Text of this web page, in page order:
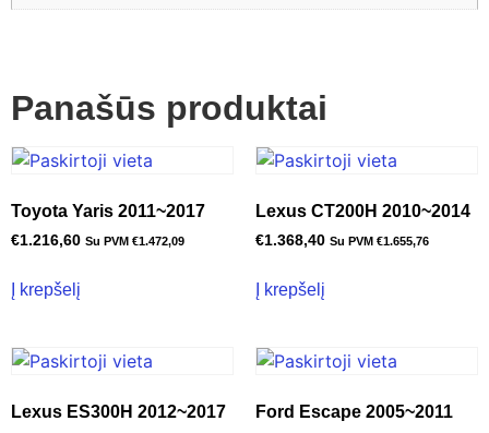
Panašūs produktai
Toyota Yaris 2011~2017
€1.216,60 Su PVM €1.472,09
Į krepšelį
Lexus CT200H 2010~2014
€1.368,40 Su PVM €1.655,76
Į krepšelį
Lexus ES300H 2012~2017 Ford Escape 2005~2011